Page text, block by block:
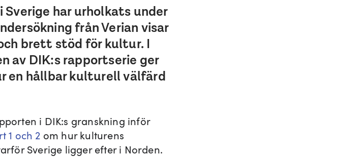
har urholkats under
från Verian visar
brett stöd för kultur. I
av DIK:s rapportserie ger
en hållbar kulturell välfärd
i DIK:s granskning inför
1 och 2 om hur kulturens
Sverige ligger efter i Norden.